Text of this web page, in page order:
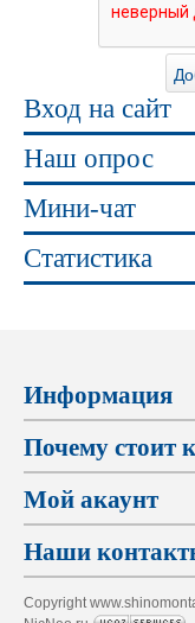
Вход на сайт
Наш опрос
Мини-чат
Статистика
Информация
Почему стоит
Мой акаунт
Наши
Copyright